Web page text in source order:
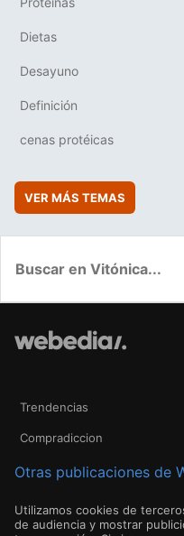
Dietas
Desayuno
Definición
cenas protéicas
VER MÁS TEMAS
Trendencias
Compradiccion
Otras publicaciones de
Utilizamos cookies de
de audiencia y mostrar